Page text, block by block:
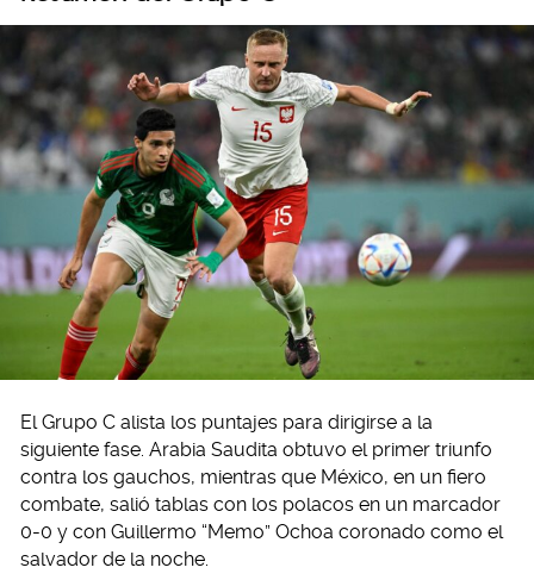
El Grupo C alista los puntajes para dirigirse a la
siguiente fase. Arabia Saudita obtuvo el primer triunfo
contra los gauchos, mientras que México, en un fiero
combate, salió tablas con los polacos en un marcador
0-0 y con Guillermo “Memo” Ochoa coronado como el
salvador de la noche.